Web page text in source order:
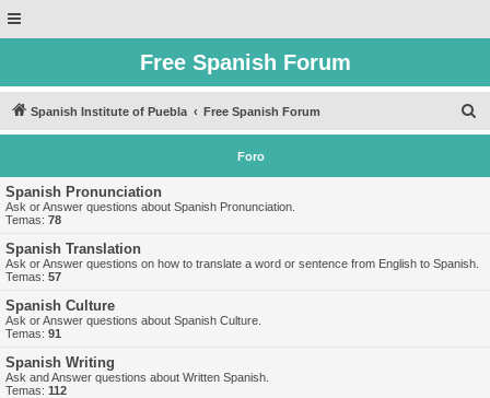
Free Spanish Forum
Spanish Institute of Puebla Free Spanish Forum
u
Foro
Spanish Pronunciation
Ask or Answer questions about Spanish Pronunciation.
Temas: 78
Spanish Translation
Ask or Answer questions on how to translate a word or sentence from English to Spanish.
Temas: 57
Spanish Culture
Ask or Answer questions about Spanish Culture.
Temas: 91
Spanish Writing
Ask and Answer questions about Written Spanish.
Temas: 112